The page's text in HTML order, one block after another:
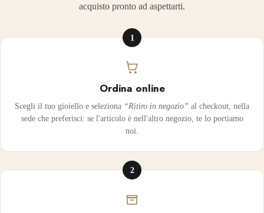
acquisto pronto ad aspettarti.
1
Ordina online
Scegli il tuo gioiello e seleziona “Ritiro in negozio” al checkout, nella
sede che preferisci: se l'articolo è nell'altro negozio, te lo portiamo
noi.
2